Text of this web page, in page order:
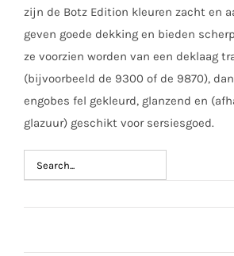
zijn de Botz Edition kleuren zacht en
geven goede dekking en bieden
ze voorzien worden van een deklaag
(bijvoorbeeld de 9300 of de 9870),
engobes fel gekleurd, glanzend en
glazuur) geschikt voor sersiesgoed.